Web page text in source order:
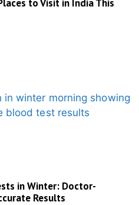
to Visit in India This
in Winter: Doctor-
Results